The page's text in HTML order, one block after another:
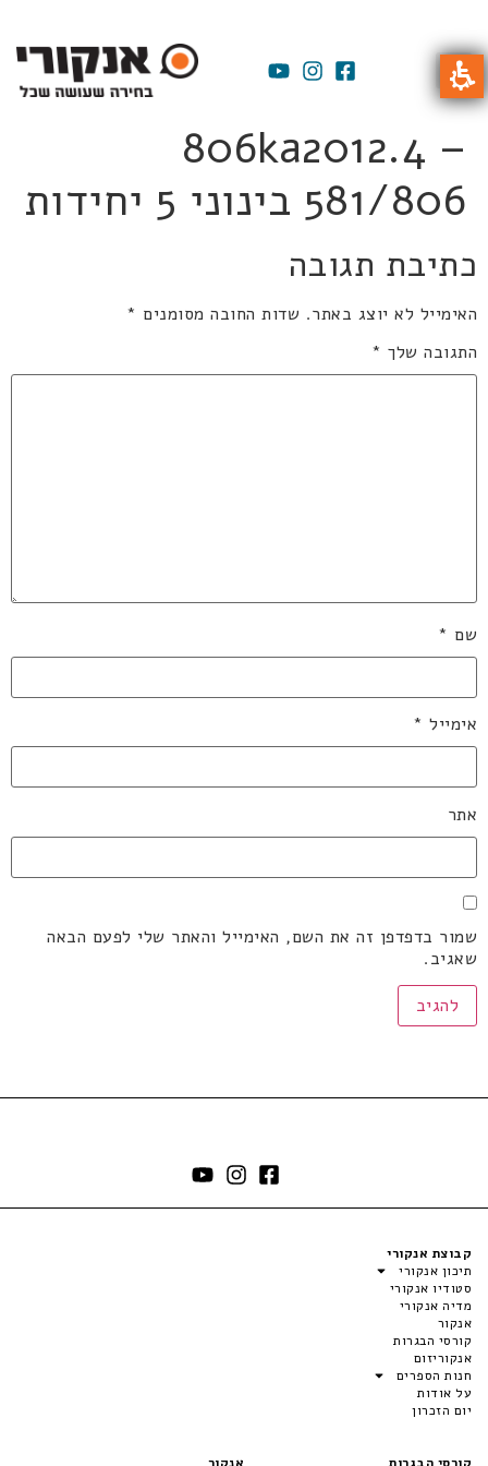
806ka2012.4 –
581/806 בינוני 5 יחידות
כתיבת תגובה
האימייל לא יוצג באתר. שדות החובה מסומנים *
התגובה שלך *
שם *
אימייל *
אתר
שמור בדפדפן זה את השם, האימייל והאתר שלי לפעם הבאה
שאגיב.
קבוצת אנקורי
תיכון אנקורי
סטודיו אנקורי
מדיה אנקורי
אנקור
קורסי הבגרות
אנקוריזום
חנות הספרים
על אודות
יום הזכרון